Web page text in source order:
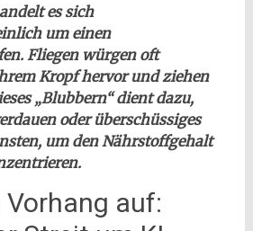
es sich
um einen
Fliegen würgen oft
Kropf hervor und ziehen
„Blubbern“ dient dazu,
oder überschüssiges
um den Nährstoffgehalt
auf: